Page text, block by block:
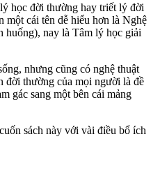
học đời thường hay triết lý đời
cái tên dễ hiểu hơn là Nghệ
huống), nay là Tâm lý học giải
nhưng cũng có nghệ thuật
đời thường của mọi người là đề
gác sang một bên cái mảng
sách này với vài điều bổ ích